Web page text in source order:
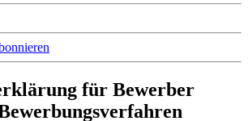
für Bewerber